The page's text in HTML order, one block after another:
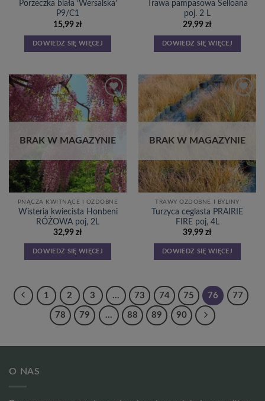
Porzeczka biała ‘Wersalska’
P9/C1
15,99 zł
DOWIEDZ SIĘ WIĘCEJ
Trawa pampasowa Selloana
poj. 2 L
29,99 zł
DOWIEDZ SIĘ WIĘCEJ
Dodaj
do
listy
BRAK W MAGAZYNIE
PNĄCZA KWITNĄCE I OZDOBNE
Wisteria kwiecista Honbeni
RÓŻOWA poj, 2L
32,99 zł
DOWIEDZ SIĘ WIĘCEJ
Dodaj
do
listy
BRAK W MAGAZYNIE
TRAWY OZDOBNE I BYLINY
Turzyca ceglasta PRAIRIE
FIRE poj, 4L
39,99 zł
DOWIEDZ SIĘ WIĘCEJ
1 2 3 … 73 74 75 76 77
78 79 … 88 89 90
O NAS